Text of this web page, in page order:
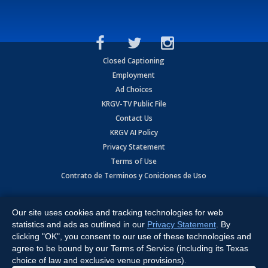
Closed Captioning
Employment
Ad Choices
KRGV-TV Public File
Contact Us
KRGV AI Policy
Privacy Statement
Terms of Use
Contrato de Terminos y Coniciones de Uso
Expressway, Weslaco, TX 78596.
All Rights Reserved. Powered by:Ruby Shore Software
Our site uses cookies and tracking technologies for web
statistics and ads as outlined in our Privacy Statement . By
clicking "OK", you consent to our use of these technologies and
agree to be bound by our Terms of Service (including its Texas
choice of law and exclusive venue provisions).